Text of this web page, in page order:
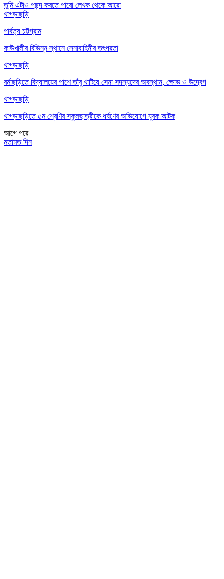
তুমি এটাও পছন্দ করতে পারো লেখক থেকে আরো
খাগড়াছড়ি
পার্বত্য চট্টগ্রাম
কাউখালীর বিভিন্ন স্থানে সেনাবাহিনীর তৎপরতা
খাগড়াছড়ি
বর্মাছড়িতে বিদ্যালয়ের পাশে তাঁবু খাটিয়ে সেনা সদস্যদের অবস্থান, ক্ষোভ ও উদ্বেগ
খাগড়াছড়ি
খাগড়াছড়িতে ৫ম শ্রেণির স্কুলছাত্রীকে ধর্ষণের অভিযোগে যুবক আটক
আগে পরে
মতামত দিন